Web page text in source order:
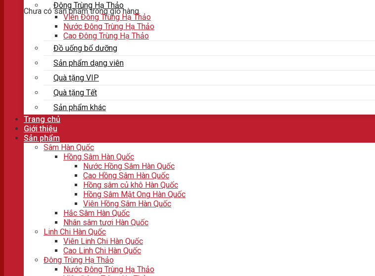
Chưa có sản phẩm trong giỏ hàng.
Đông Trùng Hạ Thảo
Viên Đông Trùng Hạ Thảo
Nước Đông Trùng Hạ Thảo
Cao Đông Trùng Hạ Thảo
Đồ uống bổ dưỡng
Sản phẩm dạng viên
Quà tặng VIP
Quà tặng Tết
Sản phẩm khác
Trang chủ
Giới thiệu
Sản phẩm
Sâm Hàn Quốc
Hồng Sâm Hàn Quốc
Nước Hồng Sâm Hàn Quốc
Cao Hồng Sâm Hàn Quốc
Hồng sâm củ khô Hàn Quốc
Hồng Sâm Mật Ong Hàn Quốc
Viên Hồng Sâm Hàn Quốc
Hắc Sâm Hàn Quốc
Nhân sâm tươi Hàn Quốc
Linh Chi Hàn Quốc
Viên Linh Chi Hàn Quốc
Cao Linh Chi Hàn Quốc
Đông Trùng Hạ Thảo
Nước Đông Trùng Hạ Thảo